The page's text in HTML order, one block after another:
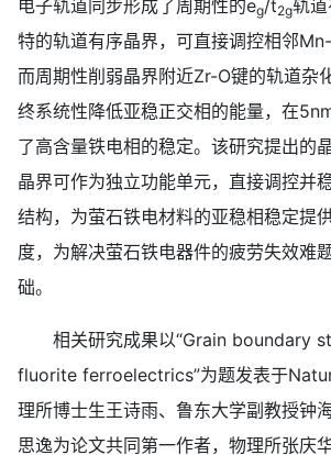
电子轨道同步形成了周期性的eg/t2g轨
特的轨道有序晶界，可直接调控相邻
而周期性削弱晶界附近Zr-O键的轨道杂
终系统性降低亚稳正交相的能量，在
了高含量铁电相的稳定。该研究提出的
晶界可作为独立功能单元，直接调控并
结构，为萤石铁电材料的亚稳相稳定提
度，为解决萤石铁电器件的疲劳失效难
础。
相关研究成果以“Grain boundary
fluorite ferroelectrics”为题发表于
理所博士生王诗雨、鲁东大学副教授钟
思逸为论文共同第一作者，物理所张庆